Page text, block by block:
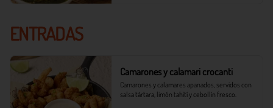
ENTRADAS
Camarones y calamari crocanti
Camarones y calamares apanados, servidos con
salsa tártara, limón tahití y cebollín fresco.